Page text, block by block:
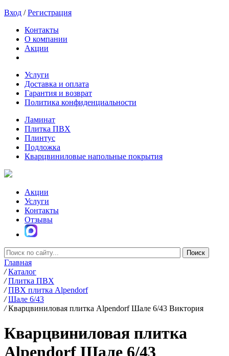
Вход /Регистрация
Контакты
О компании
Акции
Услуги
Доставка и оплата
Гарантия и возврат
Политика конфиденциальности
Ламинат
Плитка ПВХ
Плинтус
Подложка
Кварцвиниловые напольные покрытия
Акции
Услуги
Контакты
Отзывы
Главная
/ Каталог
/ Плитка ПВХ
/ ПВХ плитка Alpendorf
/ Шале 6/43
/ Кварцвиниловая плитка Alpendorf Шале 6/43 Виктория
Кварцвиниловая плитка
Alpendorf Шале 6/43